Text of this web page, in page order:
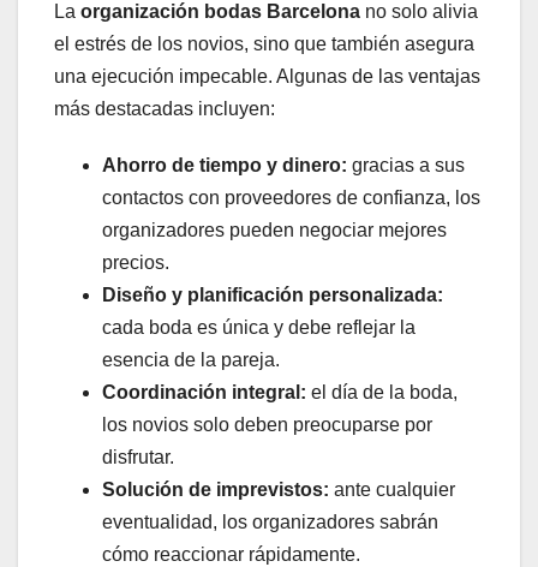
La organización bodas Barcelona no solo alivia
el estrés de los novios, sino que también asegura
una ejecución impecable. Algunas de las ventajas
más destacadas incluyen:
Ahorro de tiempo y dinero: gracias a sus
contactos con proveedores de confianza, los
organizadores pueden negociar mejores
precios.
Diseño y planificación personalizada:
cada boda es única y debe reflejar la
esencia de la pareja.
Coordinación integral: el día de la boda,
los novios solo deben preocuparse por
disfrutar.
Solución de imprevistos: ante cualquier
eventualidad, los organizadores sabrán
cómo reaccionar rápidamente.